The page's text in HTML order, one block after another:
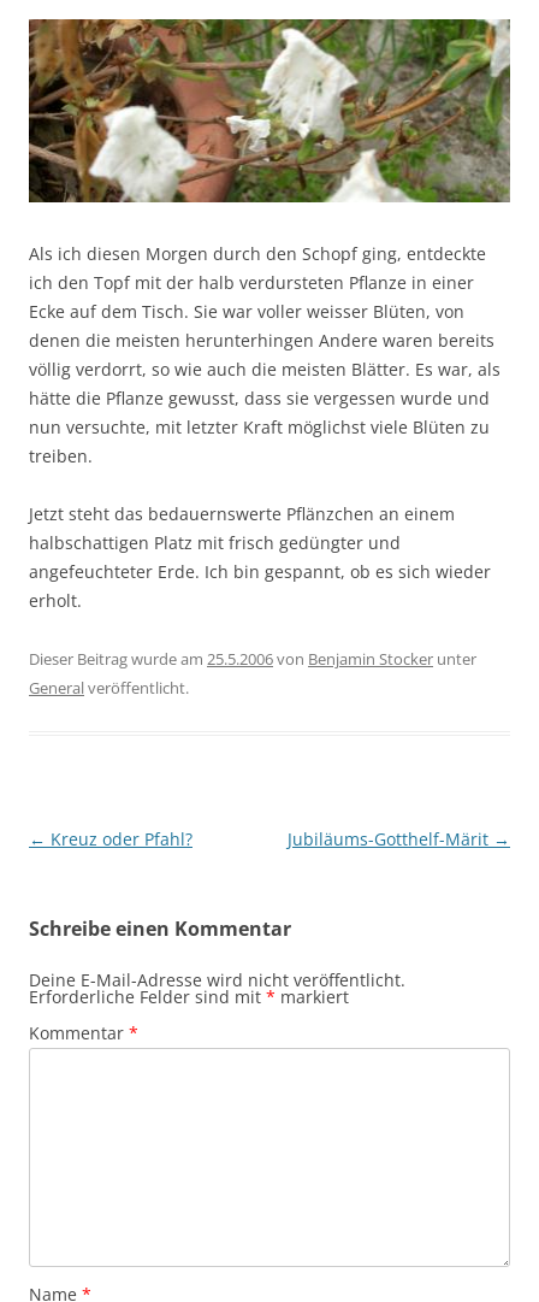
Als ich diesen Morgen durch den Schopf ging, entdeckte
ich den Topf mit der halb verdursteten Pflanze in einer
Ecke auf dem Tisch. Sie war voller weisser Blüten, von
denen die meisten herunterhingen Andere waren bereits
völlig verdorrt, so wie auch die meisten Blätter. Es war, als
hätte die Pflanze gewusst, dass sie vergessen wurde und
nun versuchte, mit letzter Kraft möglichst viele Blüten zu
treiben.
Jetzt steht das bedauernswerte Pflänzchen an einem
halbschattigen Platz mit frisch gedüngter und
angefeuchteter Erde. Ich bin gespannt, ob es sich wieder
erholt.
Dieser Beitrag wurde am 25.5.2006von Benjamin Stocker unter
Generalveröffentlicht.
Beitragsnavigation
← Kreuz oder Pfahl? Jubiläums-Gotthelf-Märit →
Schreibe einen Kommentar
Deine E-Mail-Adresse wird nicht veröffentlicht.
Erforderliche Felder sind mit * markiert
Kommentar *
Name *